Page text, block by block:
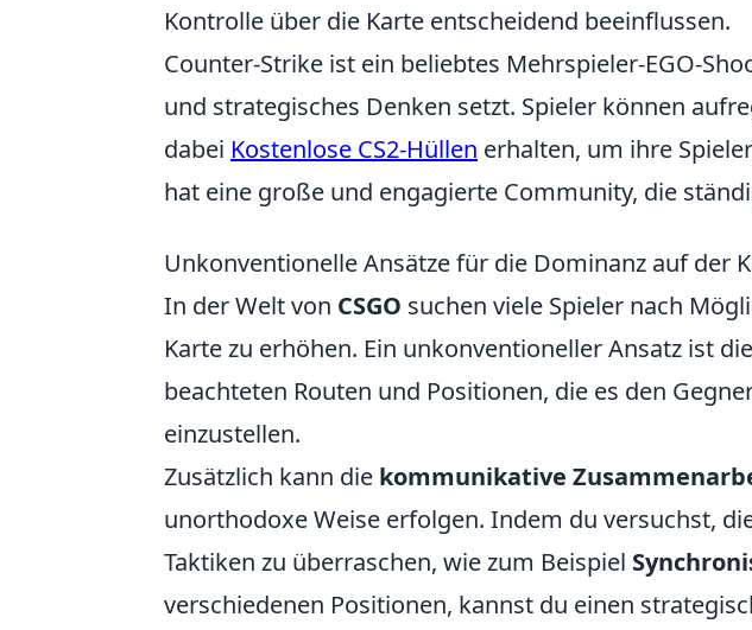
Kontrolle über die Karte entscheidend beeinflussen.
Counter-Strike ist ein beliebtes Mehrspieler-EGO-
und strategisches Denken setzt. Spieler können
dabei Kostenlose CS2-Hüllen erhalten, um ihre
hat eine große und engagierte Community, die
Unkonventionelle Ansätze für die Dominanz auf der
In der Welt von CSGO suchen viele Spieler nach
Karte zu erhöhen. Ein unkonventioneller Ansatz ist
beachteten Routen und Positionen, die es den
einzustellen.
Zusätzlich kann die kommunikative
unorthodoxe Weise erfolgen. Indem du versuchst,
Taktiken zu überraschen, wie zum Beispiel
verschiedenen Positionen, kannst du einen